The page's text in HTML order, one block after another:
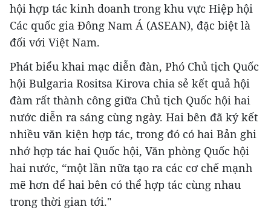
hội hợp tác kinh doanh trong khu vực Hiệp hội
Các quốc gia Đông Nam Á (ASEAN), đặc biệt là
đối với Việt Nam.
Phát biểu khai mạc diễn đàn, Phó Chủ tịch Quốc
hội Bulgaria Rositsa Kirova chia sẻ kết quả hội
đàm rất thành công giữa Chủ tịch Quốc hội hai
nước diễn ra sáng cùng ngày. Hai bên đã ký kết
nhiều văn kiện hợp tác, trong đó có hai Bản ghi
nhớ hợp tác hai Quốc hội, Văn phòng Quốc hội
hai nước, “một lần nữa tạo ra các cơ chế mạnh
mẽ hơn để hai bên có thể hợp tác cùng nhau
trong thời gian tới."